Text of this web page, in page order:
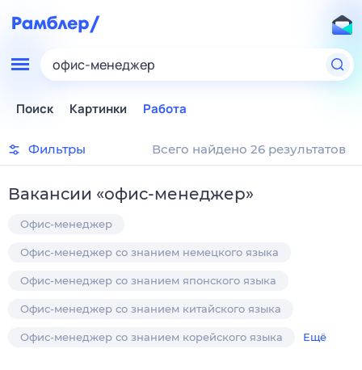
офис-менеджер
Поиск Картинки Работа
Фильтры Всего найдено 26 результатов
Вакансии «офис-менеджер»
Офис-менеджер
Офис-менеджер со знанием немецкого языка
Офис-менеджер со знанием японского языка
Офис-менеджер со знанием китайского языка
Офис-менеджер со знанием корейского языка Ещё